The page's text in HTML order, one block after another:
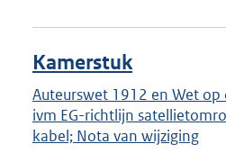
Kamerstuk
Auteurswet 1912 en Wet
ivm EG-richtlijn
kabel; Nota van wijziging